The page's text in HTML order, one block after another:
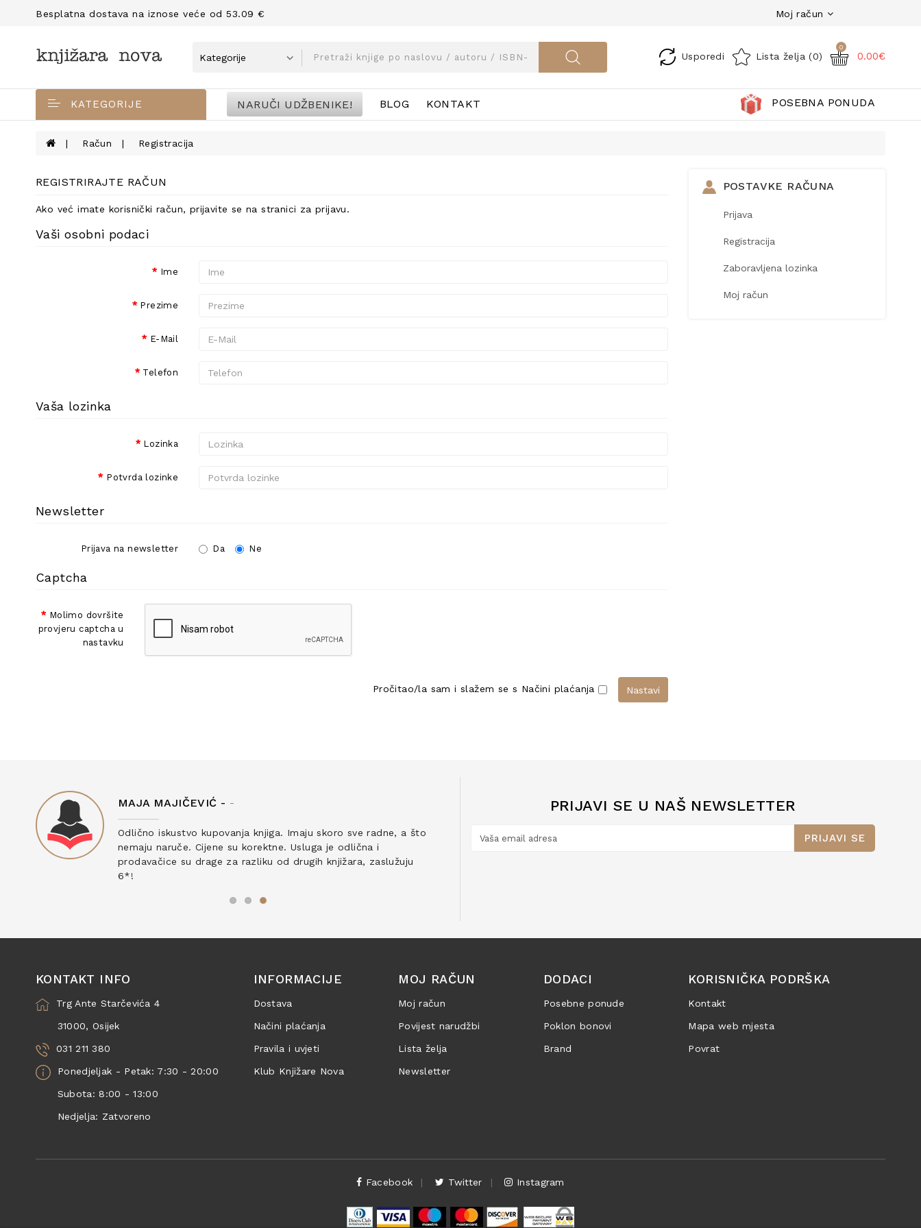
Besplatna dostava na iznose veće od 53.09 € Moj račun
Usporedi Lista želja (0)
0
0.00€
KATEGORIJE NARUČI UDŽBENIKE! BLOG KONTAKT POSEBNA PONUDA
Račun Registracija
REGISTRIRAJTE RAČUN
Ako već imate korisnički račun, prijavite se nastranici za prijavu.
Vaši osobni podaci
Ime
Prezime
E-Mail
Telefon
Vaša lozinka
Lozinka
Potvrda lozinke
Newsletter
Prijava na newsletter Da Ne
Captcha
Molimo dovršite
provjeru captcha u
nastavku
Pročitao/la sam i slažem se s Načini plaćanja
POSTAVKE RAČUNA
Prijava
Registracija
Zaboravljena lozinka
Moj račun
MAJA MAJIČEVIĆ - -
Odlično iskustvo kupovanja knjiga. Imaju skoro sve radne, a što
nemaju naruče. Cijene su korektne. Usluga je odlična i
prodavačice su drage za razliku od drugih knjižara, zaslužuju
6*!
PRIJAVI SE U NAŠ NEWSLETTER
PRIJAVI SE
KONTAKT INFO
Trg Ante Starčevića 4
31000, Osijek
031 211 380
Ponedjeljak - Petak: 7:30 - 20:00
Subota: 8:00 - 13:00
Nedjelja: Zatvoreno
INFORMACIJE
Dostava
Načini plaćanja
Pravila i uvjeti
Klub Knjižare Nova
MOJ RAČUN
Moj račun
Povijest narudžbi
Lista želja
Newsletter
DODACI
Posebne ponude
Poklon bonovi
Brand
KORISNIČKA PODRŠKA
Kontakt
Mapa web mjesta
Povrat
Facebook Twitter Instagram